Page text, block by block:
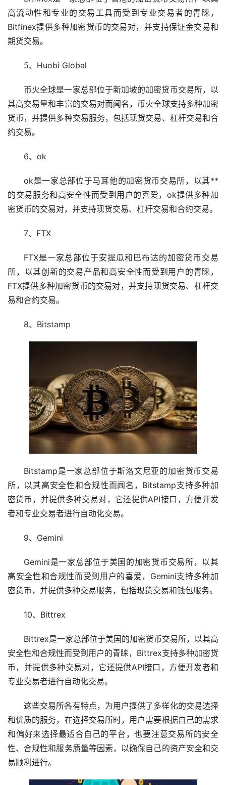
高流动性和专业的交易工具而受到专业交易者的青睐，
Bitfinex提供多种加密货币的交易对，并支持保证金交易和
期货交易。
5、Huobi Global
币火全球是一家总部位于新加坡的加密货币交易所，以
其高交易量和丰富的交易对而闻名，币火全球支持多种加密
货币，并提供多种交易服务，包括现货交易、 杠杆交易和合
约交易。
6、ok
ok是一家总部位于马耳他的加密货币交易所，以其**
的交易服务和高安全性而受到用户的喜爱，ok提供多种加
密货币的交易对，并支持现货交易、杠杆交易和合约交易。
7、FTX
FTX是一家总部位于安提瓜和巴布达的加密货币交易
所，以其创新的交易产品和高安全性而受到用户的青睐，
FTX提供多种加密货币的交易对，并支持现货交易、杠杆交
易和合约交易。
8、Bitstamp
Bitstamp是一家总部位于斯洛文尼亚的加密货币交易
所，以其高安全性和合规性而闻名，Bitstamp支持多种加
密货币，并提供多种交易对，它还提供API接口，方便开发
者和专业交易者进行自动化交易。
9、Gemini
Gemini是一家总部位于美国的加密货币交易所，以其
高安全性和合规性而受到用户的喜爱，Gemini支持多种加
密货币，并提供多种交易服务，包括现货交易和钱包服务。
10、Bittrex
Bittrex是一家总部位于美国的加密货币交易所，以其高
安全性和合规性而受到用户的青睐，Bittrex支持多种加密货
币，并提供多种交易对，它还提供API接口，方便开发者和
专业交易者进行自动化交易。
这些交易所各有特点，为用户提供了多样化的交易选择
和优质的服务，在选择交易所时，用户需要根据自己的需求
和偏好来选择最适合自己的平台，也要注意交易所的安全
性、合规性和服务质量等因素，以确保自己的资产安全和交
易顺利进行。